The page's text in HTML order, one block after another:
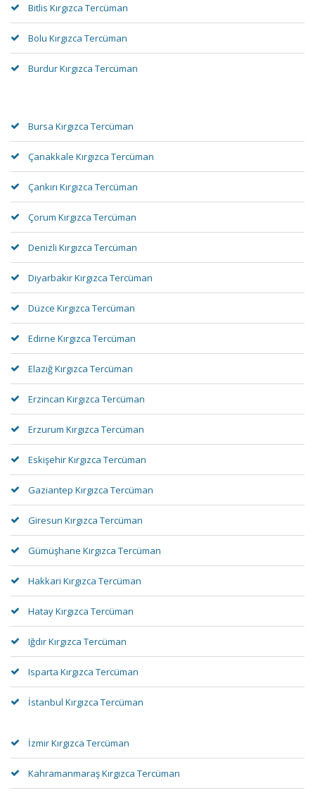
Bitlis Kırgızca Tercüman
Bolu Kırgızca Tercüman
Burdur Kırgızca Tercüman
Bursa Kırgızca Tercüman
Çanakkale Kırgızca Tercüman
Çankırı Kırgızca Tercüman
Çorum Kırgızca Tercüman
Denizli Kırgızca Tercüman
Diyarbakır Kırgızca Tercüman
Düzce Kırgızca Tercüman
Edirne Kırgızca Tercüman
Elazığ Kırgızca Tercüman
Erzincan Kırgızca Tercüman
Erzurum Kırgızca Tercüman
Eskişehir Kırgızca Tercüman
Gaziantep Kırgızca Tercüman
Giresun Kırgızca Tercüman
Gümüşhane Kırgızca Tercüman
Hakkari Kırgızca Tercüman
Hatay Kırgızca Tercüman
Iğdır Kırgızca Tercüman
Isparta Kırgızca Tercüman
İstanbul Kırgızca Tercüman
İzmir Kırgızca Tercüman
Kahramanmaraş Kırgızca Tercüman